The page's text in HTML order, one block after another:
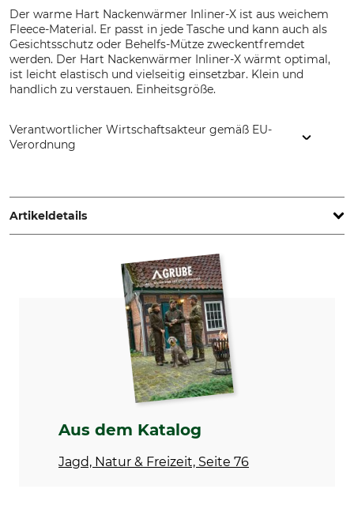
Der warme Hart Nackenwärmer Inliner-X ist aus weichem
Fleece-Material. Er passt in jede Tasche und kann auch als
Gesichtsschutz oder Behelfs-Mütze zweckentfremdet
werden. Der Hart Nackenwärmer Inliner-X wärmt optimal,
ist leicht elastisch und vielseitig einsetzbar. Klein und
handlich zu verstauen. Einheitsgröße.
Verantwortlicher Wirtschaftsakteur gemäß EU-
Verordnung
www.hart-outdoor.com
Artikeldetails
Produkttyp
Nackenwärmer
Modellbezeichnung
Oberstoff
94% Polyester
6% Elasthan
Bleichen
Nicht bleichen
Trocknen
Nicht im Wäschetrockner
trocknen
Nicht bügeln
Aus dem Katalog
Jagd, Natur & Freizeit, Seite 76